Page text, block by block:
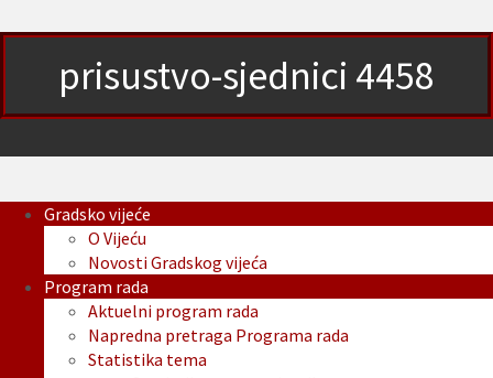
prisustvo-sjednici 4458
Gradsko vijeće
O Vijeću
Novosti Gradskog vijeća
Program rada
Aktuelni program rada
Napredna pretraga Programa rada
Statistika tema